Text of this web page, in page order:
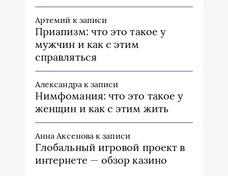
Артемий к записи
Приапизм: что это такое у
мужчин и как с этим
справляться
Александрак записи
Нимфомания: что это такое у
женщин и как с этим жить
Анна Аксенова к записи
Глобальный игровой проект в
интернете — обзор казино